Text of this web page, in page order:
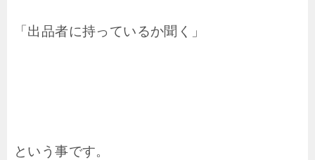
「出品者に持っているか聞く」
という事です。